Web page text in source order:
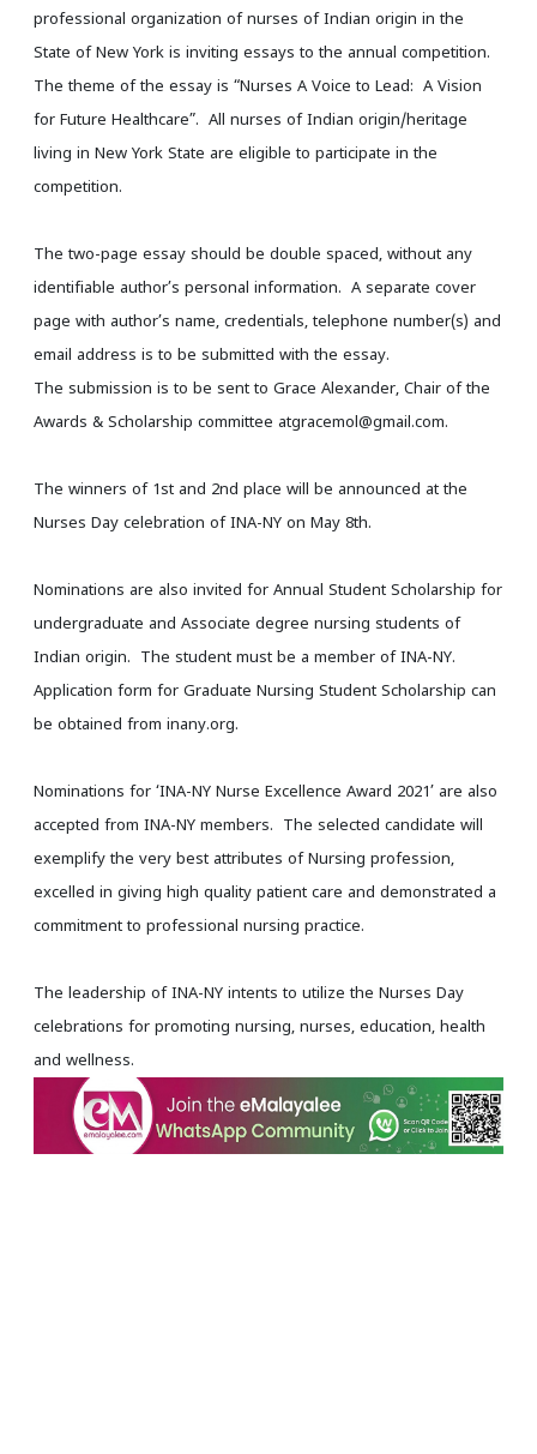
professional organization of nurses of Indian origin in the
State of New York is inviting essays to the annual competition.
The theme of the essay is “Nurses A Voice to Lead: A Vision
for Future Healthcare”. All nurses of Indian origin/heritage
living in New York State are eligible to participate in the
competition.
The two-page essay should be double spaced, without any
identifiable author’s personal information. A separate cover
page with author’s name, credentials, telephone number(s) and
email address is to be submitted with the essay.
The submission is to be sent to Grace Alexander, Chair of the
Awards & Scholarship committee atgracemol@gmail.com.
The winners of 1st and 2nd place will be announced at the
Nurses Day celebration of INA-NY on May 8th.
Nominations are also invited for Annual Student Scholarship for
undergraduate and Associate degree nursing students of
Indian origin. The student must be a member of INA-NY.
Application form for Graduate Nursing Student Scholarship can
be obtained from inany.org.
Nominations for ‘INA-NY Nurse Excellence Award 2021’ are also
accepted from INA-NY members. The selected candidate will
exemplify the very best attributes of Nursing profession,
excelled in giving high quality patient care and demonstrated a
commitment to professional nursing practice.
The leadership of INA-NY intents to utilize the Nurses Day
celebrations for promoting nursing, nurses, education, health
and wellness.